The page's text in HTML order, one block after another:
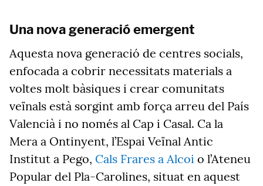
Una nova generació emergent
Aquesta nova generació de centres socials,
enfocada a cobrir necessitats materials a
voltes molt bàsiques i crear comunitats
veïnals està sorgint amb força arreu del País
Valencià i no només al Cap i Casal. Ca la
Mera a Ontinyent, l’Espai Veïnal Antic
Institut a Pego, Cals Frares a Alcoi o l’Ateneu
Popular del Pla-Carolines, situat en aquest